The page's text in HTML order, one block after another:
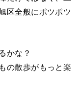
区全般にポツポツ
かな？
の散歩がもっと楽